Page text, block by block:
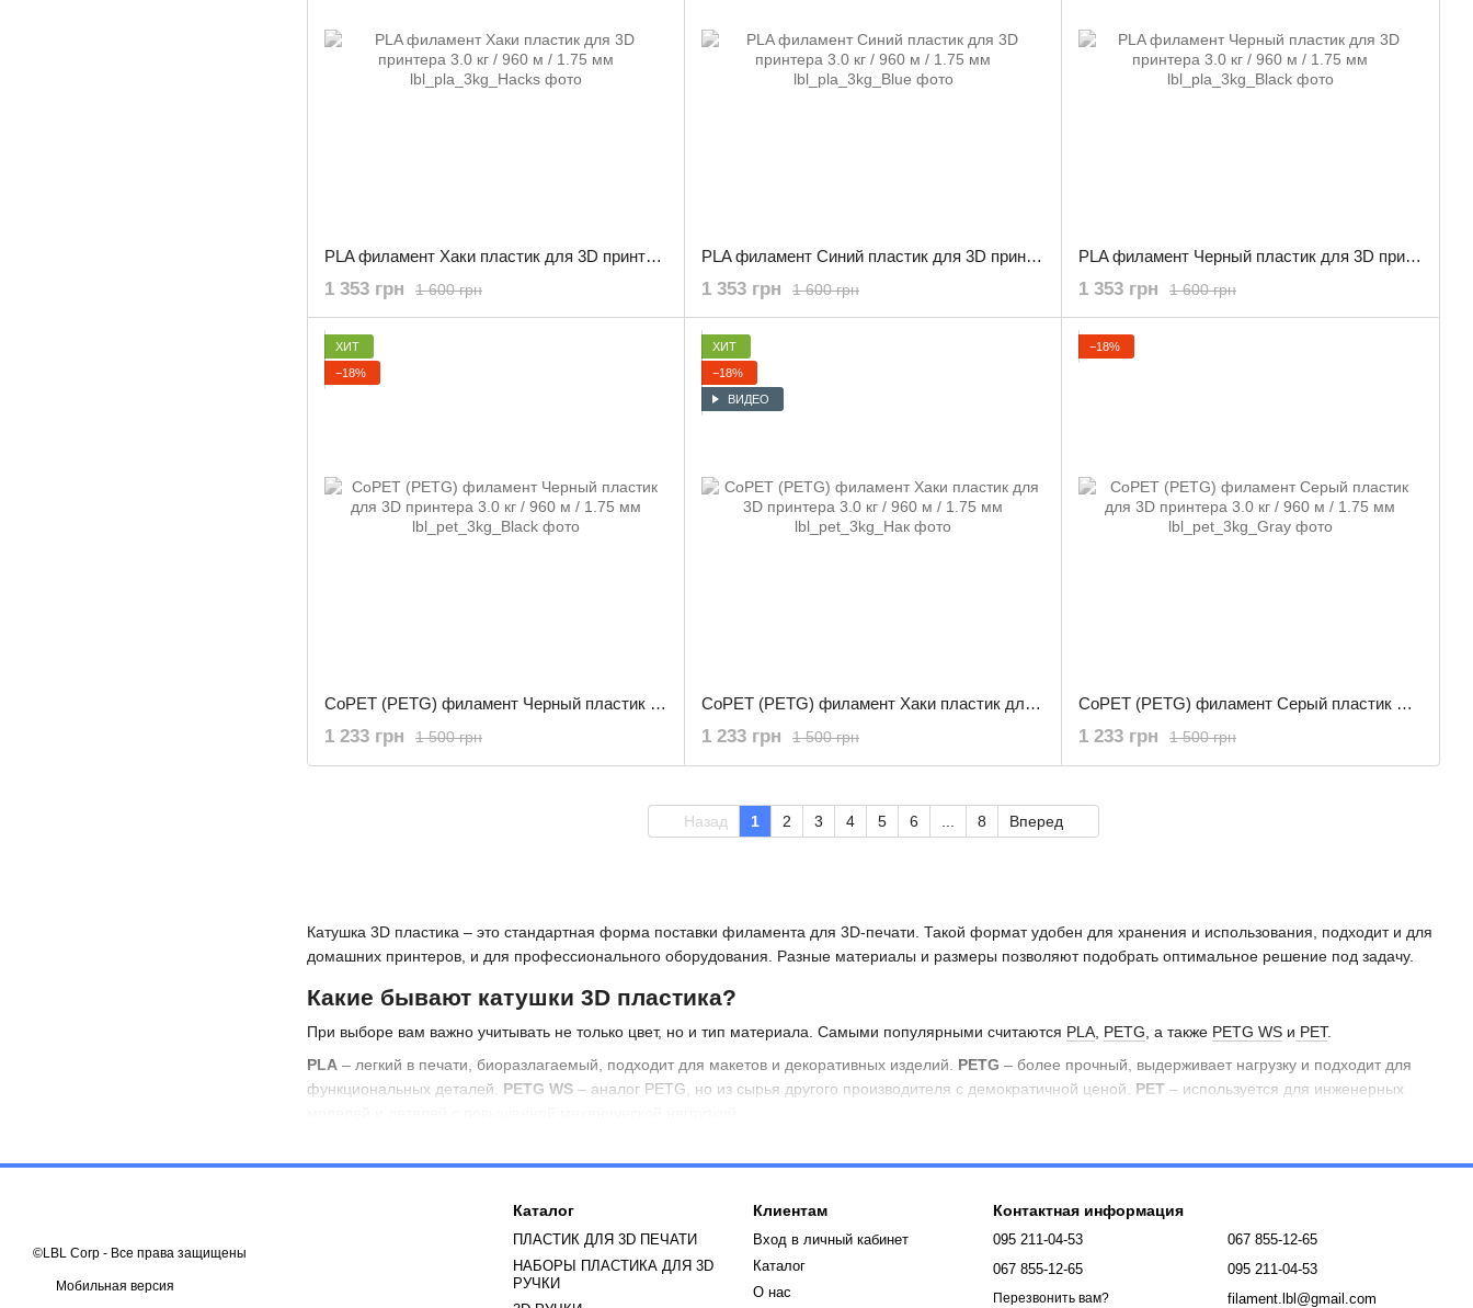
Катушка 3D пластика – это стандартная форма поставки филамента для 3D‑печати. Такой формат удобен для хранения и использования, подходит и для
домашних принтеров, и для профессионального оборудования. Разные материалы и размеры позволяют подобрать оптимальное решение под задачу.
Какие бывают катушки 3D пластика?
При выборе вам важно учитывать не только цвет, но и тип материала. Самыми популярными считаются PLA PETG , а также PETG WS и PET.
PLA – легкий в печати, биоразлагаемый, подходит для макетов и декоративных изделий. PETG – более прочный, выдерживает нагрузку и подходит для
функциональных деталей. PETG WS – аналог PETG, но из сырья другого производителя с демократичной ценой. PET – используется для инженерных
принтера рассчитана на длительные сеансы печати и большие проекты.
Сколько стоит катушка PLA пластика?
Вопрос цены волнует каждого, кто хочет купить катушку пластика PLA 1 кг. Средняя цена катушки PLA пластика зависит от бренда, качества намотки и веса.
Например, цена на катушку с пластиком может варьироваться от бюджетных предложений для хобби‑печати до премиальных вариантов с идеальной
геометрией нити. В среднем купить PLA пластик катушку можно от 400 до 800 грн за килограмм. Более дорогие катушки встречаются у брендов с
PLA филамент Хаки пластик для 3D принтера 3.0 кг / 960 м / 1.75 мм
1 600 грн
1 353 грн
PLA филамент Синий пластик для 3D принтера 3.0 кг / 960 м / 1.75 мм
1 600 грн
1 353 грн
PLA филамент Черный пластик для 3D принтера 3.0 кг / 960 м / 1.75 мм
1 600 грн
1 353 грн
ХИТ
−18%
CoPET (PETG) филамент Черный пластик для 3D принтера 3.0 кг / 960 м / 1.75 мм
1 500 грн
1 233 грн
ХИТ
−18%
ВИДЕО
CoPET (PETG) филамент Хаки пластик для 3D принтера 3.0 кг / 960 м / 1.75 мм
1 500 грн
1 233 грн
−18%
CoPET (PETG) филамент Серый пластик для 3D принтера 3.0 кг / 960 м / 1.75 мм
1 500 грн
1 233 грн
Назад 1 2 3 4 5 6 8 Вперед
©LBL Corp - Все права защищены
Мобильная версия
Каталог
ПЛАСТИК ДЛЯ 3D ПЕЧАТИ
НАБОРЫ ПЛАСТИКА ДЛЯ 3D
РУЧКИ
Клиентам
Вход в личный кабинет
Каталог
О нас
Контактная информация
095 211-04-53
067 855-12-65
Перезвонить вам?
067 855-12-65
095 211-04-53
filament.lbl@gmail.com